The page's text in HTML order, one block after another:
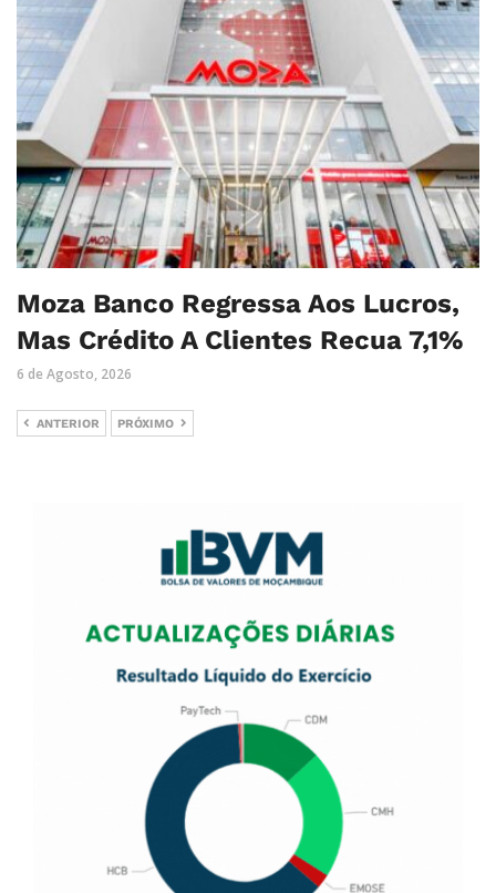
Moza Banco Regressa Aos Lucros,
Mas Crédito A Clientes Recua 7,1%
6 de Agosto, 2026
ANTERIOR PRÓXIMO